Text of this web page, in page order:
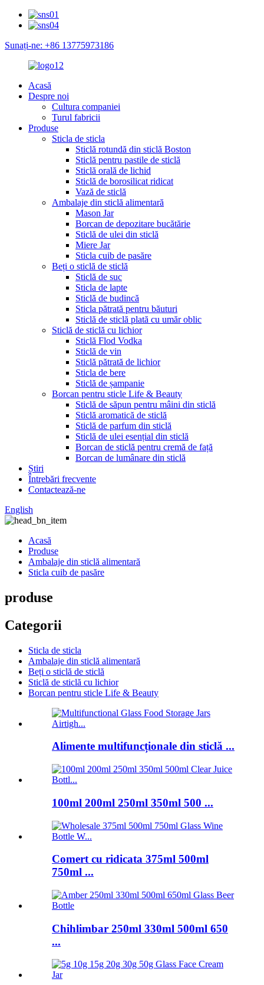
Sunați-ne: +86 13775973186
Acasă
Despre noi
Cultura companiei
Turul fabricii
Produse
Sticla de sticla
Sticlă rotundă din sticlă Boston
Sticlă pentru pastile de sticlă
Sticlă orală de lichid
Sticlă de borosilicat ridicat
Vază de sticlă
Ambalaje din sticlă alimentară
Mason Jar
Borcan de depozitare bucătărie
Sticlă de ulei din sticlă
Miere Jar
Sticla cuib de pasăre
Beți o sticlă de sticlă
Sticlă de suc
Sticla de lapte
Sticlă de budincă
Sticla pătrată pentru băuturi
Sticlă de sticlă plată cu umăr oblic
Sticlă de sticlă cu lichior
Sticlă Flod Vodka
Sticlă de vin
Sticlă pătrată de lichior
Sticla de bere
Sticlă de șampanie
Borcan pentru sticle Life & Beauty
Sticlă de săpun pentru mâini din sticlă
Sticlă aromatică de sticlă
Sticlă de parfum din sticlă
Sticlă de ulei esențial din sticlă
Borcan de sticlă pentru cremă de față
Borcan de lumânare din sticlă
Știri
Întrebări frecvente
Contactează-ne
English
Acasă
Produse
Ambalaje din sticlă alimentară
Sticla cuib de pasăre
produse
Categorii
Sticla de sticla
Ambalaje din sticlă alimentară
Beți o sticlă de sticlă
Sticlă de sticlă cu lichior
Borcan pentru sticle Life & Beauty
Alimente multifuncționale din sticlă ...
100ml 200ml 250ml 350ml 500 ...
Comert cu ridicata 375ml 500ml
750ml ...
Chihlimbar 250ml 330ml 500ml 650
...